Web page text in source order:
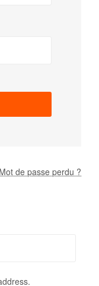
Mot de passe perdu ?